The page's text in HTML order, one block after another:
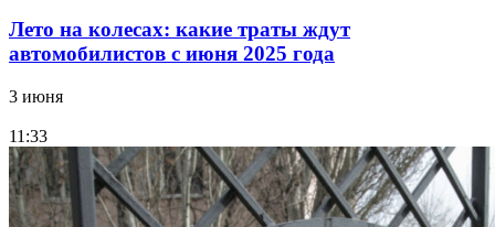
Лето на колесах: какие траты ждут
автомобилистов с июня 2025 года
3 июня
11:33